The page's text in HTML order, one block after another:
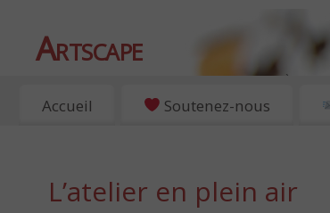
Artscape
EXPOSITIONS, ART ET CULTURE À
Accueil Soutenez-nous
L’atelier en plein air